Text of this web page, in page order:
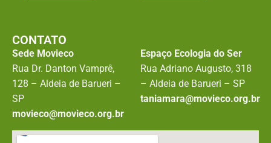
CONTATO
Sede Movieco
Rua Dr. Danton Vamprê,
128 – Aldeia de Barueri –
SP
movieco@movieco.org.br
Espaço Ecologia do Ser
Rua Adriano Augusto, 318
– Aldeia de Barueri – SP
taniamara@movieco.org.br